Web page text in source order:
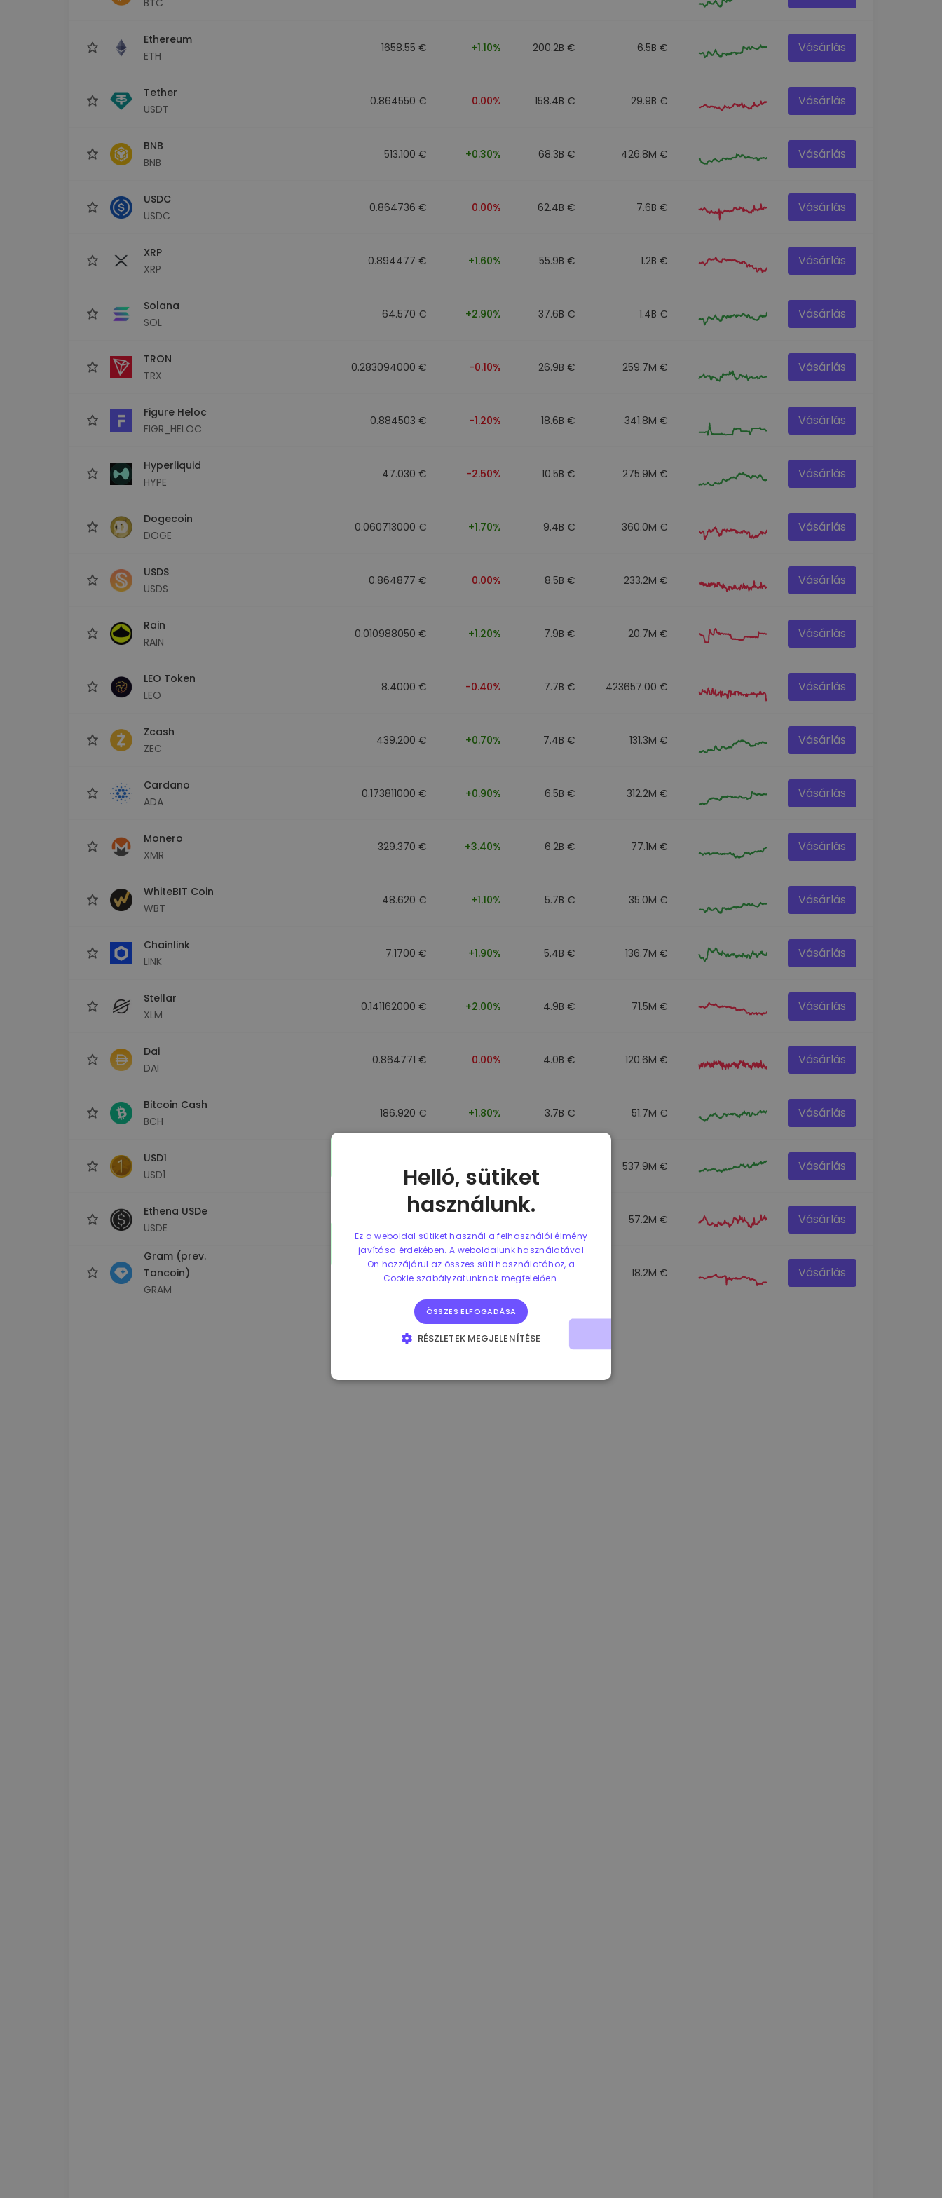
Ethereum
ETH
1658.55 € +1.10% 200.2B € 6.5B € Vásárlás
Tether
USDT
0.864550 € 0.00% 158.4B € 29.9B € Vásárlás
BNB
BNB
513.100 € +0.30% 68.3B € 426.8M € Vásárlás
USDC
USDC
0.864736 € 0.00% 62.4B € 7.6B € Vásárlás
XRP
XRP
0.894477 € +1.60% 55.9B € 1.2B € Vásárlás
Solana
SOL
64.570 € +2.90% 37.6B € 1.4B € Vásárlás
TRON
TRX
0.283094000 € -0.10% 26.9B € 259.7M € Vásárlás
Figure Heloc
FIGR_HELOC
0.884503 € -1.20% 18.6B € 341.8M € Vásárlás
Hyperliquid
HYPE
47.030 € -2.50% 10.5B € 275.9M € Vásárlás
Dogecoin
DOGE
0.060713000 € +1.70% 9.4B € 360.0M € Vásárlás
USDS
USDS
0.864877 € 0.00% 8.5B € 233.2M € Vásárlás
Rain
RAIN
0.010988050 € +1.20% 7.9B € 20.7M € Vásárlás
LEO Token
LEO
8.4000 € -0.40% 7.7B € 423657.00 € Vásárlás
Zcash
ZEC
439.200 € +0.70% 7.4B € 131.3M € Vásárlás
Cardano
ADA
0.173811000 € +0.90% 6.5B € 312.2M € Vásárlás
Monero
XMR
329.370 € +3.40% 6.2B € 77.1M € Vásárlás
WhiteBIT Coin
WBT
48.620 € +1.10% 5.7B € 35.0M € Vásárlás
Chainlink
LINK
7.1700 € +1.90% 5.4B € 136.7M € Vásárlás
Stellar
XLM
0.141162000 € +2.00% 4.9B € 71.5M € Vásárlás
Dai
DAI
0.864771 € 0.00% 4.0B € 120.6M € Vásárlás
Bitcoin Cash
BCH
186.920 € +1.80% 3.7B € 51.7M € Vásárlás
USD1
USD1
0.00% 537.9M € Vásárlás
Ethena USDe
USDE
57.2M € Vásárlás
Gram (prev.
Toncoin)
GRAM
1.170000 € +2.60% 3.2B € 18.2M € Vásárlás
Helló, sütiket
használunk.
Ez a weboldal sütiket használ a felhasználói élmény
javítása érdekében. A weboldalunk használatával
Ön hozzájárul az összes süti használatához, a
Cookie szabályzatunknak megfelelően.
ÖSSZES ELFOGADÁSA
RÉSZLETEK MEGJELENÍTÉSE